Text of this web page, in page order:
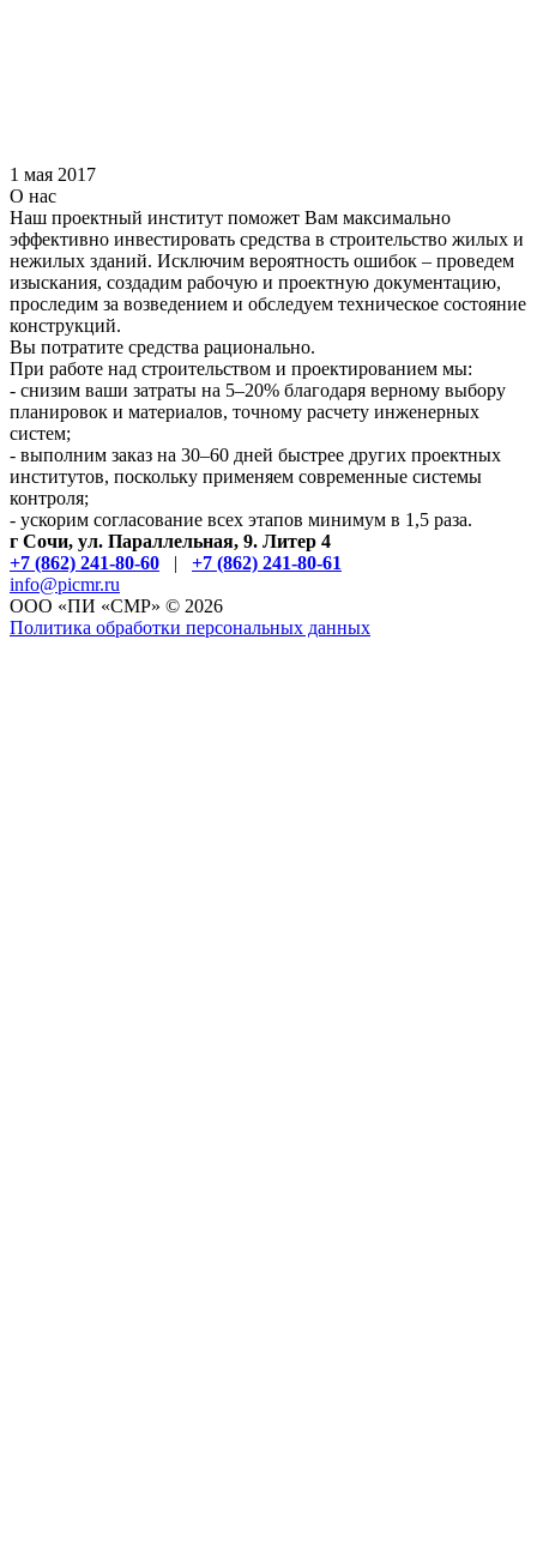
1 мая 2017
О нас
Наш проектный институт поможет Вам максимально
эффективно инвестировать средства в строительство жилых и
нежилых зданий. Исключим вероятность ошибок – проведем
изыскания, создадим рабочую и проектную документацию,
проследим за возведением и обследуем техническое состояние
конструкций.
Вы потратите средства рационально.
При работе над строительством и проектированием мы:
- снизим ваши затраты на 5–20% благодаря верному выбору
планировок и материалов, точному расчету инженерных
систем;
- выполним заказ на 30–60 дней быстрее других проектных
институтов, поскольку применяем современные системы
контроля;
- ускорим согласование всех этапов минимум в 1,5 раза.
г Сочи, ул. Параллельная, 9. Литер 4
+7 (862) 241-80-60
|
+7 (862) 241-80-61
info@picmr.ru
ОOО «ПИ «СМР» © 2026
Политика обработки персональных данных